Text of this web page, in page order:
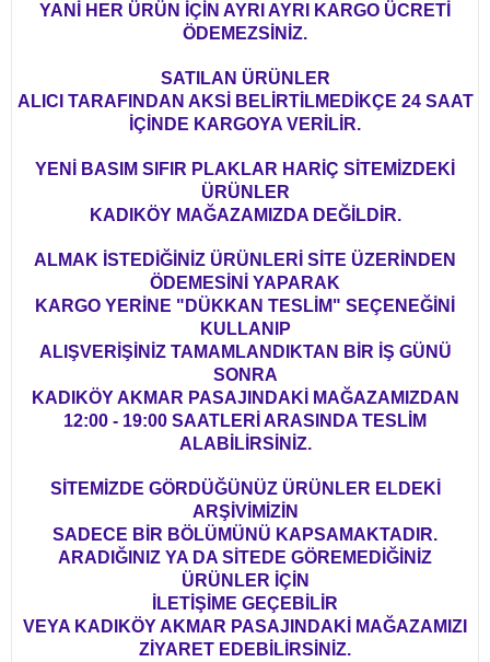
YANİ HER ÜRÜN İÇİN AYRI AYRI KARGO ÜCRETİ
ÖDEMEZSİNİZ.
SATILAN ÜRÜNLER
ALICI TARAFINDAN AKSİ BELİRTİLMEDİKÇE 24 SAAT
İÇİNDE KARGOYA VERİLİR.
YENİ BASIM SIFIR PLAKLAR HARİÇ SİTEMİZDEKİ
ÜRÜNLER
KADIKÖY MAĞAZAMIZDA DEĞİLDİR.
ALMAK İSTEDİĞİNİZ ÜRÜNLERİ SİTE ÜZERİNDEN
ÖDEMESİNİ YAPARAK
KARGO YERİNE "DÜKKAN TESLİM" SEÇENEĞİNİ
KULLANIP
ALIŞVERİŞİNİZ TAMAMLANDIKTAN BİR İŞ GÜNÜ
SONRA
KADIKÖY AKMAR PASAJINDAKİ MAĞAZAMIZDAN
12:00 - 19:00 SAATLERİ ARASINDA TESLİM
ALABİLİRSİNİZ.
SİTEMİZDE GÖRDÜĞÜNÜZ ÜRÜNLER ELDEKİ
ARŞİVİMİZİN
SADECE BİR BÖLÜMÜNÜ KAPSAMAKTADIR.
ARADIĞINIZ YA DA SİTEDE GÖREMEDİĞİNİZ
ÜRÜNLER İÇİN
İLETİŞİME GEÇEBİLİR
VEYA KADIKÖY AKMAR PASAJINDAKİ MAĞAZAMIZI
ZİYARET EDEBİLİRSİNİZ.